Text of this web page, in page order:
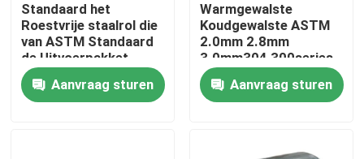
Thuis
Standaard het
Roestvrije staalrol die
van ASTM Standaard
de Uitvoerpakket
verpakt
Aanvraag sturen
Warmgewalste
Koudgewalste ASTM
2.0mm 2.8mm
3.0mm304 300series
laste het Roestvrije
staalrol van de
Legeringsrang 2B
Aanvraag sturen